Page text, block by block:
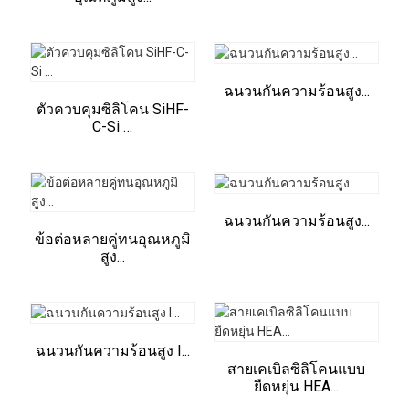
ตัวควบคุมซิลิโคน SiHF-
C-Si …
ฉนวนกันความร้อนสูง...
ข้อต่อหลายคู่ทนอุณหภูมิ
สูง...
ฉนวนกันความร้อนสูง...
ฉนวนกันความร้อนสูง I...
สายเคเบิลซิลิโคนแบบ
ยืดหยุ่น HEA...